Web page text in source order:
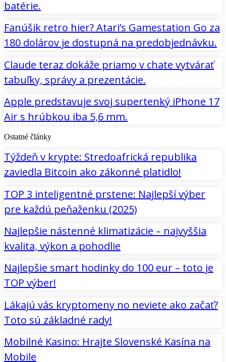
batérie.
Fanúšik retro hier? Atari’s Gamestation Go za
180 dolárov je dostupná na predobjednávku.
Claude teraz dokáže priamo v chate vytvárať
tabuľky, správy a prezentácie.
Apple predstavuje svoj supertenký iPhone 17
Air s hrúbkou iba 5,6 mm.
Ostatné články
Týždeň v krypte: Stredoafrická republika
zaviedla Bitcoin ako zákonné platidlo!
TOP 3 inteligentné prstene: Najlepší výber
pre každú peňaženku (2025)
Najlepšie nástenné klimatizácie – najvyššia
kvalita, výkon a pohodlie
Najlepšie smart hodinky do 100 eur – toto je
TOP výber!
Lákajú vás kryptomeny no neviete ako začať?
Toto sú základné rady!
Mobilné Kasino: Hrajte Slovenské Kasína na
Mobile